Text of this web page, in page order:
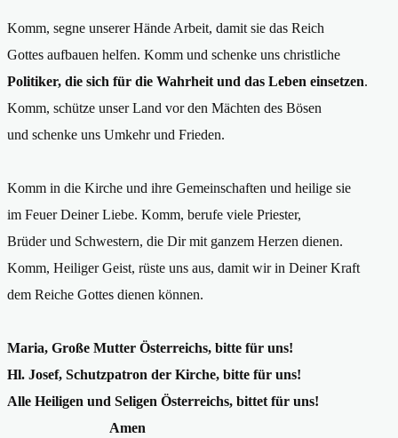
Komm, segne unserer Hände Arbeit, damit sie das Reich
Gottes aufbauen helfen. Komm und schenke uns christliche
Politiker, die sich für die Wahrheit und das Leben einsetzen.
Komm, schütze unser Land vor den Mächten des Bösen
und schenke uns Umkehr und Frieden.
Komm in die Kirche und ihre Gemeinschaften und heilige sie
im Feuer Deiner Liebe. Komm, berufe viele Priester,
Brüder und Schwestern, die Dir mit ganzem Herzen dienen.
Komm, Heiliger Geist, rüste uns aus, damit wir in Deiner Kraft
dem Reiche Gottes dienen können.
Maria, Große Mutter Österreichs, bitte für uns!
Hl. Josef, Schutzpatron der Kirche, bitte für uns!
Alle Heiligen und Seligen Österreichs, bittet für uns!
Amen